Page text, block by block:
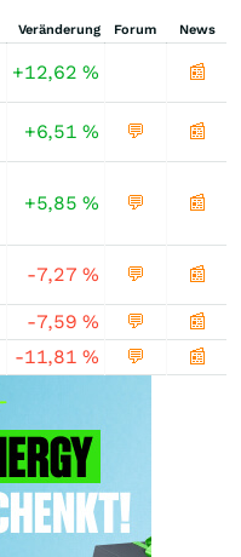
Veränderung Forum News
+12,62% 📰
+6,51% 💬 📰
+5,85% 💬 📰
-7,27% 💬 📰
-7,59% 💬
📰
-11,81% 💬 📰